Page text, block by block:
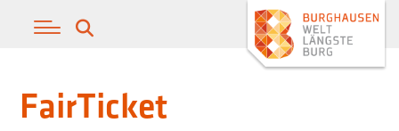
FairTicket